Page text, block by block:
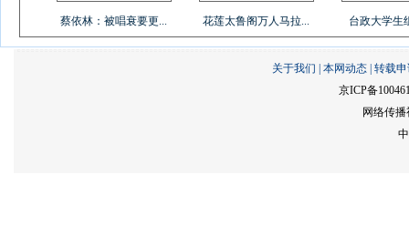
蔡依林：被唱衰要更... 花莲太鲁阁万人马拉... 台政大学生
关于我们 本网动态 转载
京ICP备
网络传